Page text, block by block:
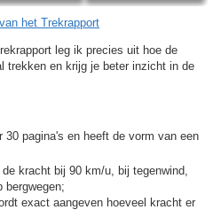
het Trekrapport
leg ik precies uit hoe de
trekken en krijg je beter inzicht in de
30 pagina's en heeft de vorm van een
kracht bij 90 km/u, bij tegenwind,
bergwegen;
exact aangeven hoeveel kracht er